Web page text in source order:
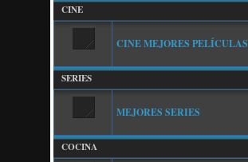
CINE
CINE MEJORES PELÍCULAS
SERIES
MEJORES SERIES
COCINA